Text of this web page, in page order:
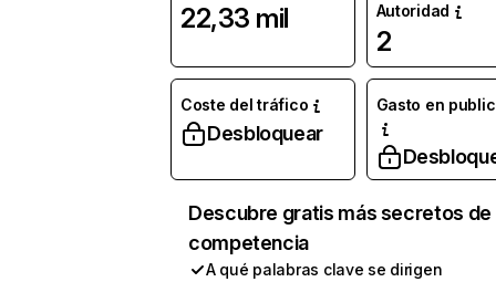
22,33 mil
Autoridad
2
Coste del tráfico
Desbloquear
Gasto en
Descubre gratis más secretos de
competencia
A qué palabras clave se dirigen